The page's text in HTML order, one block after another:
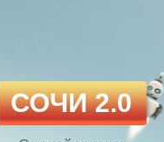
СОЧИ 2.0